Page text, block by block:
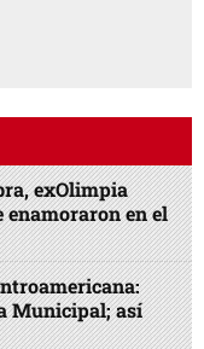
exOlimpia
enamoraron en el
Municipal; así